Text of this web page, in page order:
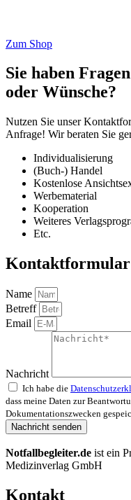
Zum Shop
Sie haben Fragen
oder Wünsche?
Nutzen Sie unser
Anfrage! Wir beraten Sie
Individualisierung
(Buch-) Handel
Kostenlose
Werbematerial
Kooperation
Weiteres
Etc.
Kontaktformular
Name
Betreff
Email
Nachricht
Ich habe die
dass meine Daten zur
Dokumentationszwecken
Nachricht senden
Notfallbegleiter.de ist ein
Medizinverlag GmbH
Kontakt